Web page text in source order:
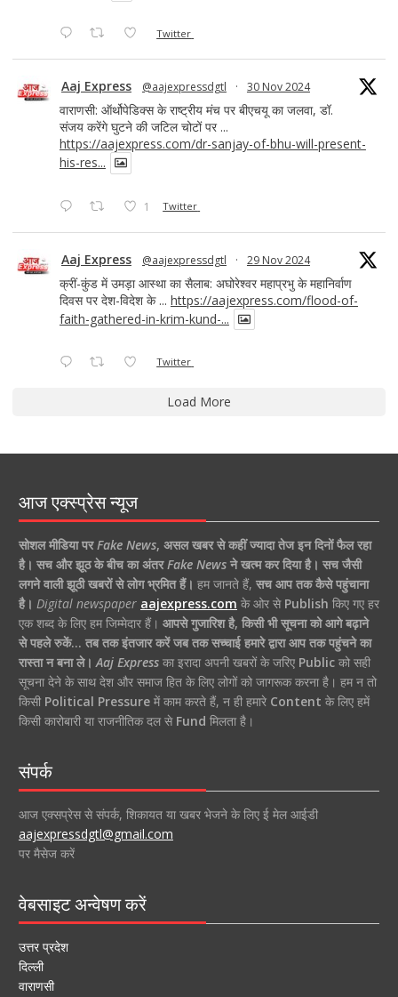
Twitter
Aaj Express @aajexpressdgtl · 30 Nov 2024
वाराणसी: ऑर्थोपेडिक्स के राष्ट्रीय मंच पर बीएचयू का जलवा, डॉ.
संजय करेंगे घुटने की जटिल चोटों पर ...
https://aajexpress.com/dr-sanjay-of-bhu-will-present-
his-res...
1 Twitter
Aaj Express @aajexpressdgtl · 29 Nov 2024
क्रीं-कुंड में उमड़ा आस्था का सैलाब: अघोरेश्वर महाप्रभु के महानिर्वाण
दिवस पर देश-विदेश के ... https://aajexpress.com/flood-of-
faith-gathered-in-krim-kund-...
Twitter
Load More
आज एक्स्प्रेस न्यूज
सोशल मीडिया परFake News, असल खबर से कहीं ज्यादा तेज इन दिनों फैल रहा
है। सच और झूठ के बीच का अंतरFake Newsने खत्म कर दिया है। सच जैसी
लगने वाली झूठी खबरों से लोग भ्रमित हैं। हम जानते हैं, सच आप तक कैसे पहुंचाना
है। Digital newspaper aajexpress.com के ओर से Publish किए गए हर
एक शब्द के लिए हम जिम्मेदार हैं। आपसे गुजारिश है, किसी भी सूचना को आगे बढ़ाने
से पहले रुकें… तब तक इंतजार करें जब तक सच्चाई हमारे द्वारा आप तक पहुंचने का
रास्ता न बना ले। Aaj Expressका इरादा अपनी खबरों के जरिए Publicको सही
सूचना देने के साथ देश और समाज हित के लिए लोगों को जागरूक करना है। हम न तो
किसी Political Pressureमें काम करते हैं, न ही हमारे Content के लिए हमें
किसी कारोबारी या राजनीतिक दल से Fund मिलता है।
संपर्क
आज एक्सप्रेस से संपर्क, शिकायत या खबर भेजने के लिए ई मेल आईडी
aajexpressdgtl@gmail.com
पर मैसेज करें
वेबसाइट अन्वेषण करें
उत्तर प्रदेश
दिल्ली
वाराणसी